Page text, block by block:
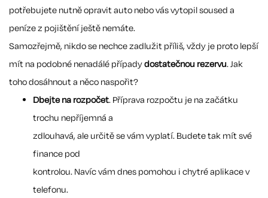
potřebujete nutně opravit auto nebo vás vytopil soused a
peníze z pojištění ještě nemáte.
Samozřejmě, nikdo se nechce zadlužit příliš, vždy je proto lepší
mít na podobné nenadálé případydostatečnou rezervu. Jak
toho dosáhnout a něco naspořit?
Dbejte na rozpočet. Příprava rozpočtu je na začátku
trochu nepříjemná a
zdlouhavá, ale určitě se vám vyplatí. Budete tak mít své
finance pod
kontrolou. Navíc vám dnes pomohou i chytré aplikace v
telefonu.